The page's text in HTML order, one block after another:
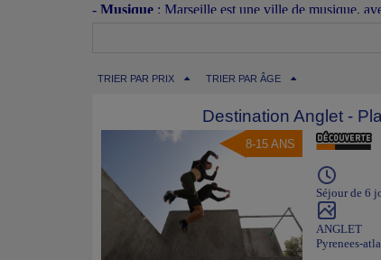
- Musique : Marseille est une ville de musique,
Si vous souhaitez découvrir la palette de séjours
Nos séjours au départ de
attentivement ce qui suit.
Notre lieu de rassemblement à
Les départs en colonie de vacances depuis
Elle est un monument historique classé et est
mène à un hall d'entrée spacieux et lumineux. Le
La gare Saint-Charles est un important centre de
urbains. La gare est également un point de
colonie de vacances le plus serein possible.
Accès à la gare en transport en commun
TRIER PAR PRIX TRIER PAR ÂGE
Destination Anglet -
8-15 ANS
Séjour de 6
ANGLET
Pyrenees-